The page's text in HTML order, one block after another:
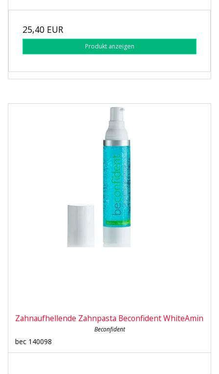
25,40 EUR
Produkt anzeigen
Zahnaufhellende Zahnpasta Beconfident WhiteAmin
Beconfident
bec 140098